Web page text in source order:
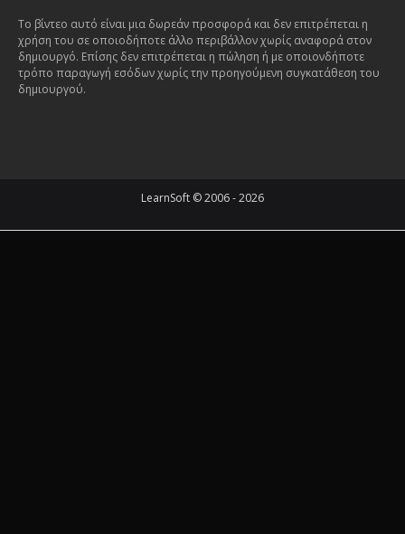
Το βίντεο αυτό είναι μια δωρεάν προσφορά και δεν επιτρέπεται η
χρήση του σε οποιοδήποτε άλλο περιβάλλον χωρίς αναφορά στον
δημιουργό. Επίσης δεν επιτρέπεται η πώληση ή με οποιονδήποτε
τρόπο παραγωγή εσόδων χωρίς την προηγούμενη συγκατάθεση του
δημιουργού.
LearnSoft © 2006 - 2026